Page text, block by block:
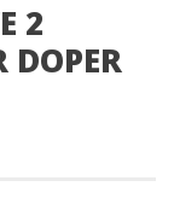
2
DOPER